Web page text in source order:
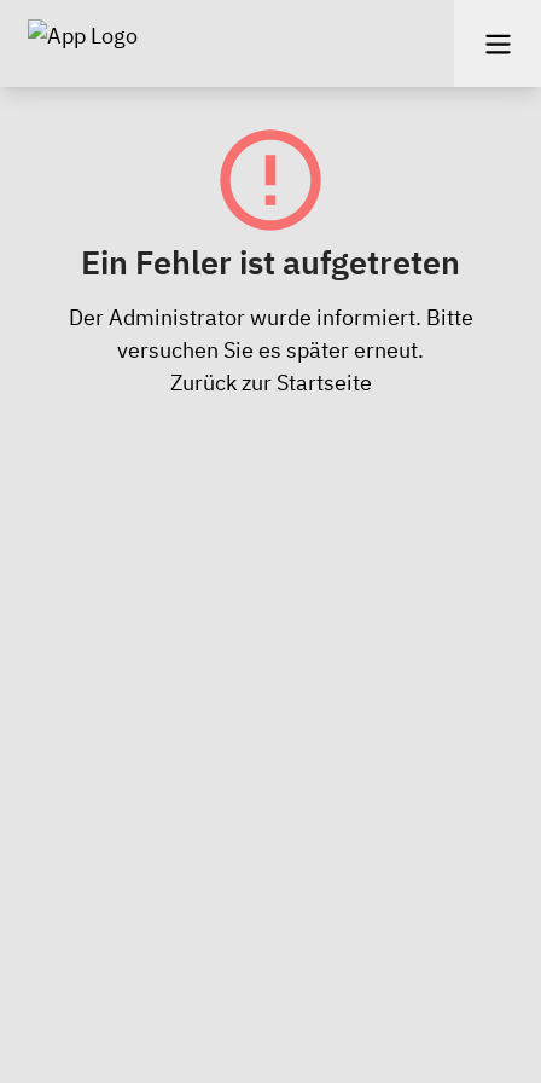
Ein Fehler ist aufgetreten
Der Administrator wurde informiert. Bitte
versuchen Sie es später erneut.
Zurück zur Startseite